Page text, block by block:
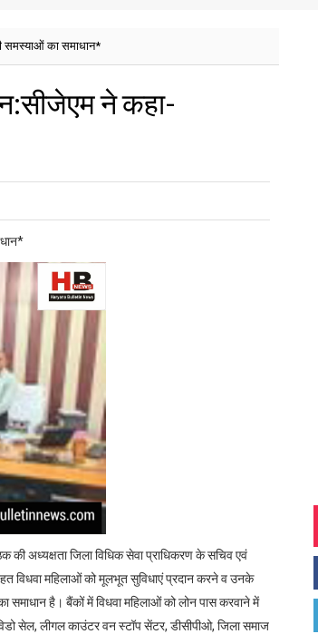
समस्याओं का समाधान*
ने कहा-
अध्यक्षता जिला विधिक सेवा प्राधिकरण के सचिव एवं
विधवा महिलाओं को मूलभूत सुविधाएं प्रदान करने व उनके
समाधान है। बैंकों में विधवा महिलाओं को लोन पास करवाने में
सेल, लीगल काउंटर वन स्टॉप सेंटर, डीसीपीओ, जिला समाज